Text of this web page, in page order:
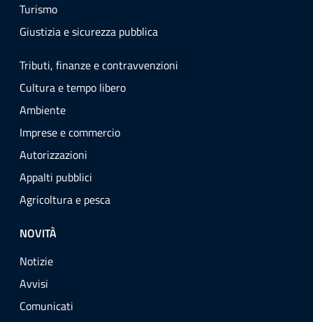
Turismo
Giustizia e sicurezza pubblica
Tributi, finanze e contravvenzioni
Cultura e tempo libero
Ambiente
Imprese e commercio
Autorizzazioni
Appalti pubblici
Agricoltura e pesca
NOVITÀ
Notizie
Avvisi
Comunicati